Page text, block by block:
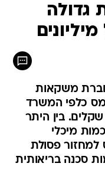
גדולה
משקאות
כלפי המשרד
בשווי 350 מליון שקלים. בין היתר
מיכלי
למחזור פסולת
סכנה בריאותית